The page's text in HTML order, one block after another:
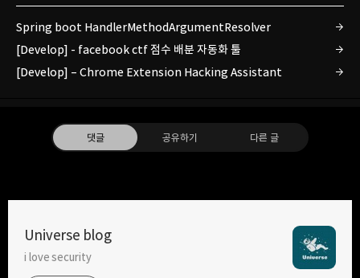
Spring boot HandlerMethodArgumentResolver
[Develop] - facebook ctf 점수 배분 자동화 툴
[Develop] – Chrome Extension Hacking Assistant
댓글 공유하기 다른 글
Universe blog
i love security
트위터